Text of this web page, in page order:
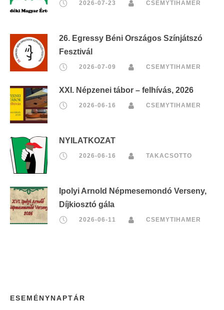
2026-07-23 CSEMYTIHAMER
26. Egressy Béni Országos Színjátszó
Fesztivál
2026-07-09 CSEMYTIHAMER
XXI. Népzenei tábor – felhívás, 2026
2026-06-16 CSEMYTIHAMER
NYILATKOZAT
2026-06-16 TAKACSOTTO
Ipolyi Arnold Népmesemondó Verseny,
Díjkiosztó gála
2026-06-11 CSEMYTIHAMER
ESEMÉNYNAPTÁR